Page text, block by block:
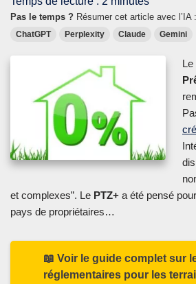
Pas le temps ? Résumer cet article avec l’IA :
ChatGPT Perplexity Claude Gemini
Le
et complexes”. Le PTZ+ a été pensé
pays de propriétaires…
📖 Voir le guide complet sur
réglementaires pour les